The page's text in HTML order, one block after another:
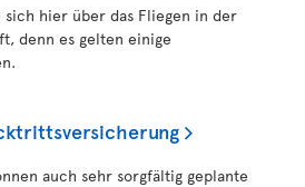
hier über das Fliegen in der
denn es gelten einige
auch sehr sorgfältig geplante